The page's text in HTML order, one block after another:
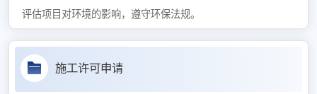
评估项目对环境的影响，遵守环保法规。
施工许可申请